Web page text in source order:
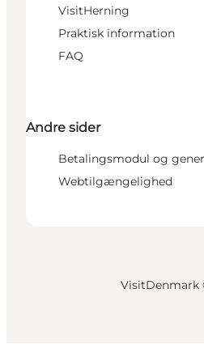
VisitHerning
Praktisk information
FAQ
Andre sider
Betalingsmodul og
Webtilgængelighed
VisitDenmark